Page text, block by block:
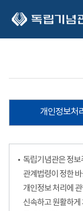
개인정보처
독립기념관은 정보
관계법령이 정한
개인정보 처리에
신속하고 원활하게